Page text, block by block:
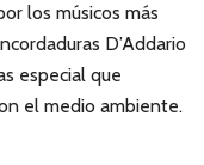
los músicos más
D’Addario
especial que
el medio ambiente.